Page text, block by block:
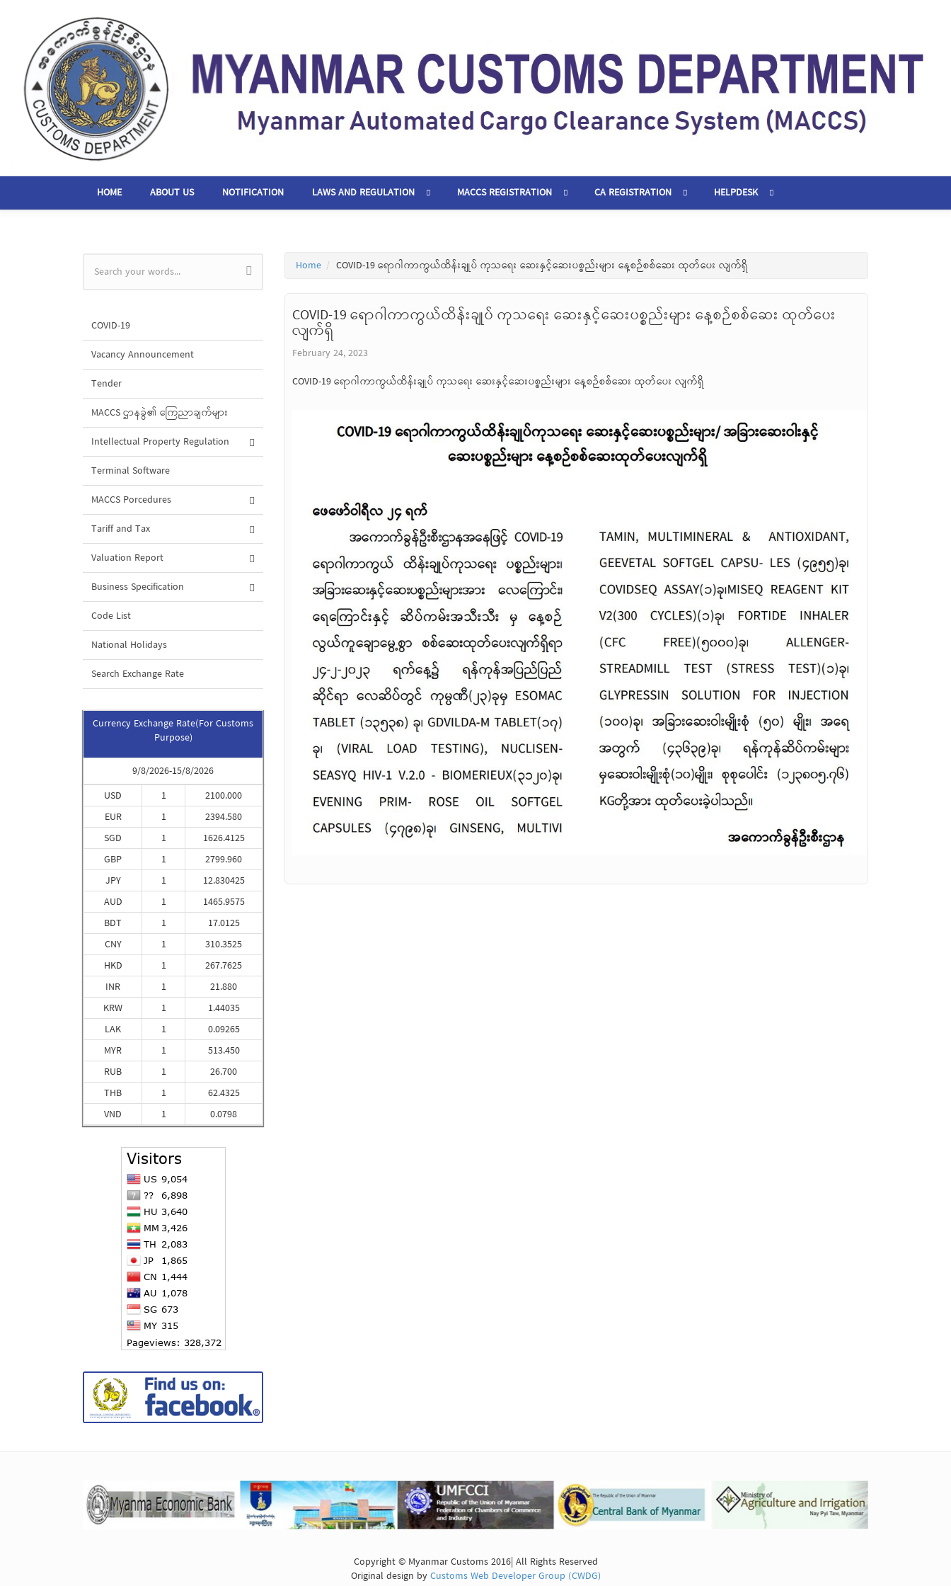
HOME ABOUT US NOTIFICATION LAWS AND REGULATION MACCS REGISTRATION CA REGISTRATION HELPDESK
Search form
COVID-19
Vacancy Announcement
Tender
MACCS ဌာနခွဲ၏ ကြေညာချက်များ
Intellectual Property Regulation
Terminal Software
MACCS Porcedures
Tariff and Tax
Valuation Report
Business Specification
Code List
National Holidays
Search Exchange Rate
Currency Exchange Rate(For Customs
Purpose)
9/8/2026-15/8/2026
USD
EUR
SGD
GBP
JPY
AUD
BDT
CNY
HKD
INR
KRW
LAK
MYR
RUB
THB
VND
1
1
1
1
1
1
1
1
1
1
1
1
1
1
1
1
2100.000
2394.580
1626.4125
2799.960
12.830425
1465.9575
17.0125
310.3525
267.7625
21.880
1.44035
0.09265
513.450
26.700
62.4325
0.0798
Home COVID-19 ရောဂါကာကွယ်ထိန်းချုပ် ကုသရေး ဆေးနှင့်ဆေးပစ္စည်းများ နေ့စဉ်စစ်ဆေး ထုတ်ပေး လျက်ရှိ
COVID-19 ရောဂါကာကွယ်ထိန်းချုပ် ကုသရေး ဆေးနှင့်ဆေးပစ္စည်းများ နေ့စဉ်စစ်ဆေး ထုတ်ပေး
လျက်ရှိ
February 24, 2023
COVID-19 ရောဂါကာကွယ်ထိန်းချုပ် ကုသရေး ဆေးနှင့်ဆေးပစ္စည်းများ နေ့စဉ်စစ်ဆေး ထုတ်ပေး လျက်ရှိ
Copyright © Myanmar Customs 2016| All Rights Reserved
Original design byCustoms Web Developer Group (CWDG)